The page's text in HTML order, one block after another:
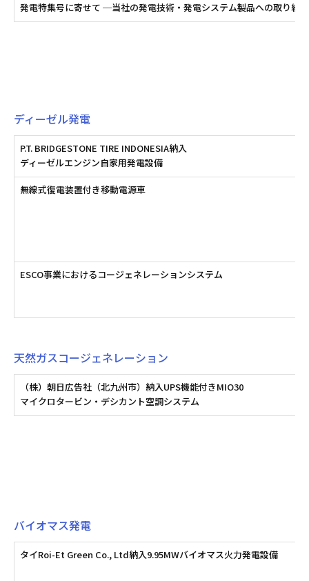
発電特集号に寄せて ─当社の発電技術・発電システム製品への取り組
ディーゼル発電
P.T. BRIDGESTONE TIRE INDONESIA納入
ディーゼルエンジン自家用発電設備
無線式復電装置付き移動電源車
ESCO事業におけるコージェネレーションシステム
天然ガスコージェネレーション
（株）朝日広告社（北九州市）納入UPS機能付きMIO30
マイクロタービン・デシカント空調システム
バイオマス発電
タイRoi-Et Green Co., Ltd納入9.95MWバイオマス火力発電設備